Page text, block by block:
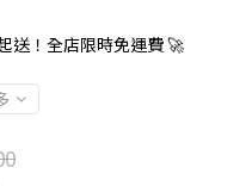
送！全店限時免運費 🚀